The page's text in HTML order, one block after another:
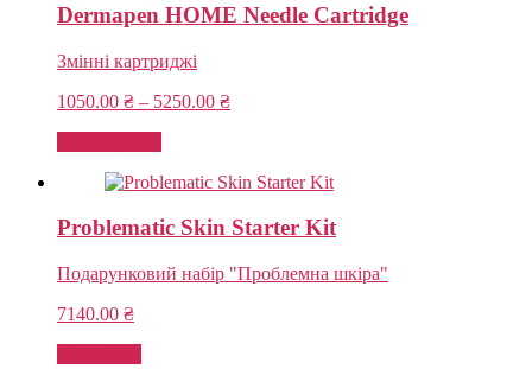
Dermapen HOME Needle Cartridge
Змінні картриджі
1050.00 ₴ – 5250.00 ₴Price
5250.00 ₴
Problematic Skin Starter Kit
Подарунковий набір "Проблемна шкіра"
7140.00 ₴